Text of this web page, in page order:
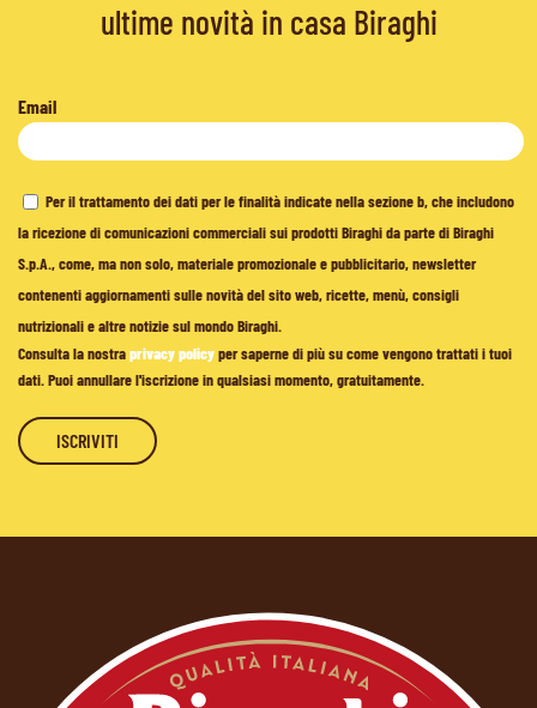
ultime novità in casa Biraghi
Email
Per il trattamento dei dati per le finalità indicate nella sezione b, che includono
la ricezione di comunicazioni commerciali sui prodotti Biraghi da parte di Biraghi
S.p.A., come, ma non solo, materiale promozionale e pubblicitario, newsletter
contenenti aggiornamenti sulle novità del sito web, ricette, menù, consigli
nutrizionali e altre notizie sul mondo Biraghi.
Consulta la nostraprivacy policyper saperne di più su come vengono trattati i tuoi
dati. Puoi annullare l'iscrizione in qualsiasi momento, gratuitamente.